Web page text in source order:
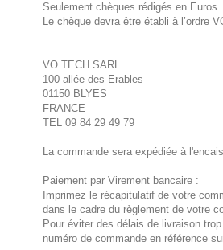
Seulement chèques rédigés en Euros.
Le chèque devra être établi à l’ordre
VO TECH SARL
100 allée des Erables
01150 BLYES
FRANCE
TEL 09 84 29 49 79
La commande sera expédiée à
Paiement par Virement bancaire :
Imprimez le récapitulatif de votre
dans le cadre du règlement de votre
Pour éviter des délais de livraison
numéro de commande en référence